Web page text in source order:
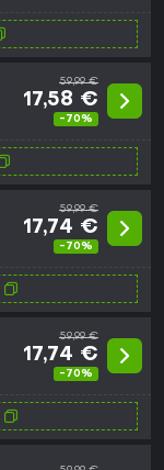
59,99 €
17,58 €
-70%
59,99 €
17,74 €
-70%
59,99 €
17,74 €
-70%